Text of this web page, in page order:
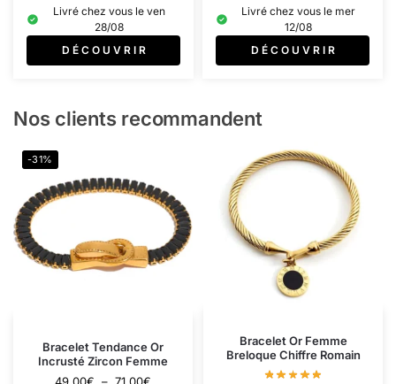
Livré chez vous le ven
28/08
D É C O U V R I R
Livré chez vous le mer
12/08
D É C O U V R I R
Nos clients recommandent
-31%
Bracelet Tendance Or
Incrusté Zircon Femme
49,00€ – 71,00€
Bracelet Or Femme
Breloque Chiffre Romain